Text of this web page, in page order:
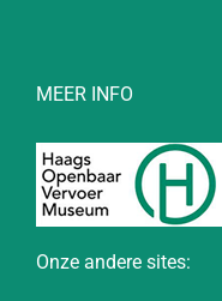
MEER INFO
Onze andere sites: